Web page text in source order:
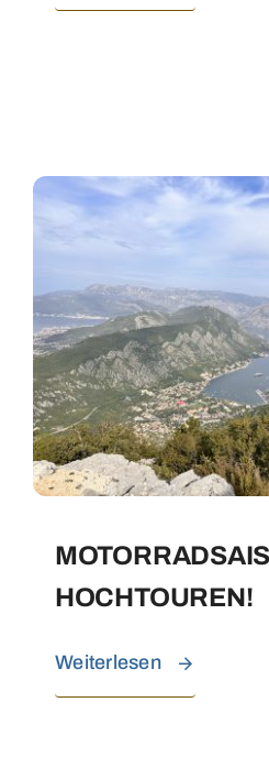
HOCHTOUREN!
Weiterlesen